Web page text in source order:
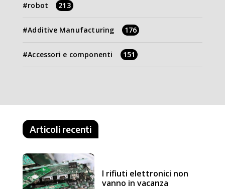
robot 213
Additive Manufacturing 176
Accessori e componenti 151
Articoli recenti
I rifiuti elettronici non
vanno in vacanza